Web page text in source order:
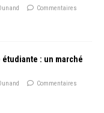
Commentaires
: un marché
Commentaires